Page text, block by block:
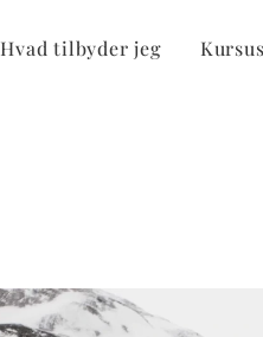
Hvad tilbyder jeg Kursus